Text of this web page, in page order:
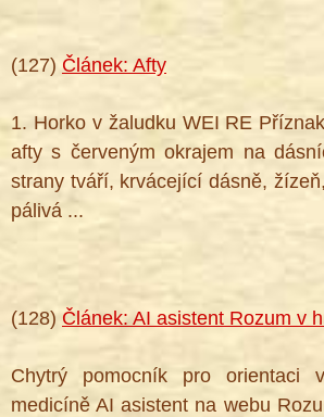
(127) Článek: Afty
1. Horko v žaludku WEI RE
afty s červeným okrajem na
strany tváří, krvácející dásně,
pálivá ...
(128) Článek: AI asistent Rozum v
Chytrý pomocník pro orientaci
medicíně AI asistent na webu